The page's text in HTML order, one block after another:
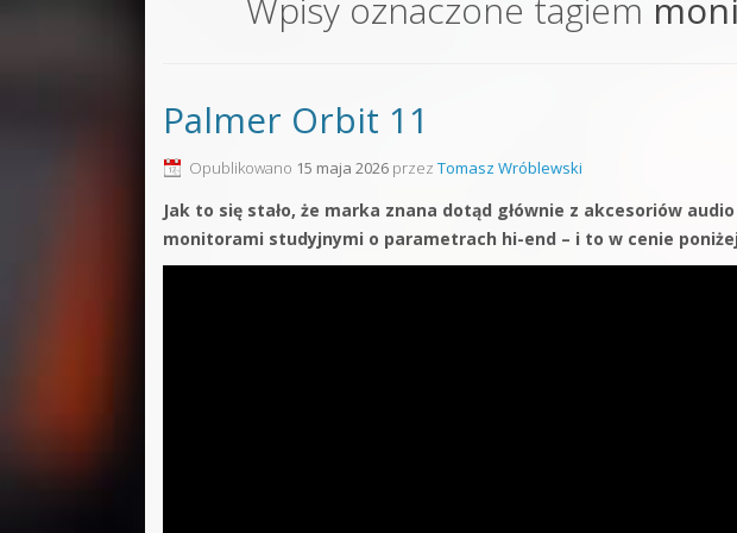
Sound Forge od podstaw
Pakiety
Wpisy oznaczone tagiem
Palmer Orbit 11
Opublikowano 15 maja 2026 przez Tomasz Wróblewski
Jak to się stało, że marka znana dotąd głównie z akcesoriów
monitorami studyjnymi o parametrach hi-end – i to w cenie poniżej